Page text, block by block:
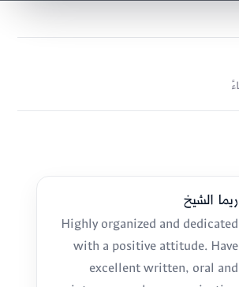
ريما الشيخ
Highly organized and dedicated
with a positive attitude. Have
excellent written, oral and